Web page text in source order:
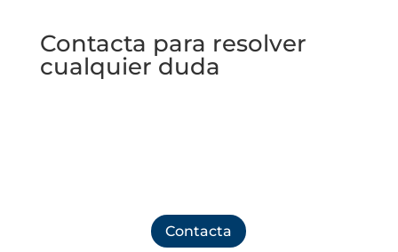
Contacta para resolver
cualquier duda
Contacta